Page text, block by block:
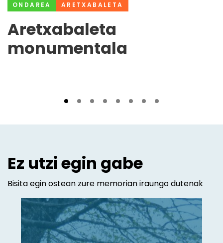
ONDAREA ARETXABALETA
Aretxabaleta
monumentala
Ez utzi egin gabe
Bisita egin ostean zure memorian iraungo dutenak